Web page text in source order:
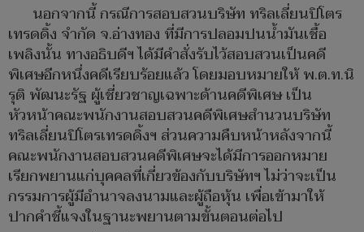
นอกจากนี้ กรณีการสอบสวนบริษัท ทริลเลี่ยนปิโตร
เทรดดิ้ง จำกัด จ.อ่างทอง ที่มีการปลอมปนน้ำมันเชื้อ
เพลิงนั้น ทางอธิบดีฯ ได้มีคำสั่งรับไว้สอบสวนเป็นคดี
พิเศษอีกหนึ่งคดีเรียบร้อยแล้ว โดยมอบหมายให้ พ.ต.ท.นิ
รุติ พัฒนะรัฐ ผู้เชี่ยวชาญเฉพาะด้านคดีพิเศษ เป็น
หัวหน้าคณะพนักงานสอบสวนคดีพิเศษสำนวนบริษัท
ทริลเลี่ยนปิโตรเทรดดิ้งฯ ส่วนความคืบหน้าหลังจากนี้
คณะพนักงานสอบสวนคดีพิเศษจะได้มีการออกหมาย
เรียกพยานแก่บุคคลที่เกี่ยวข้องกับบริษัทฯ ไม่ว่าจะเป็น
กรรมการผู้มีอำนาจลงนามและผู้ถือหุ้น เพื่อเข้ามาให้
ปากคำชี้แจงในฐานะพยานตามขั้นตอนต่อไป